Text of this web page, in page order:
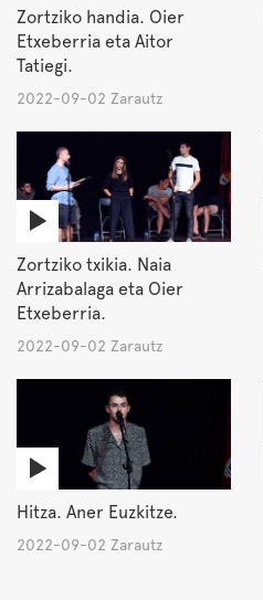
Zortziko handia. Oier
Etxeberria eta Aitor
Tatiegi.
2022-09-02 Zarautz
Zortziko txikia. Naia
Arrizabalaga eta Oier
Etxeberria.
2022-09-02 Zarautz
Hitza. Aner Euzkitze.
2022-09-02 Zarautz